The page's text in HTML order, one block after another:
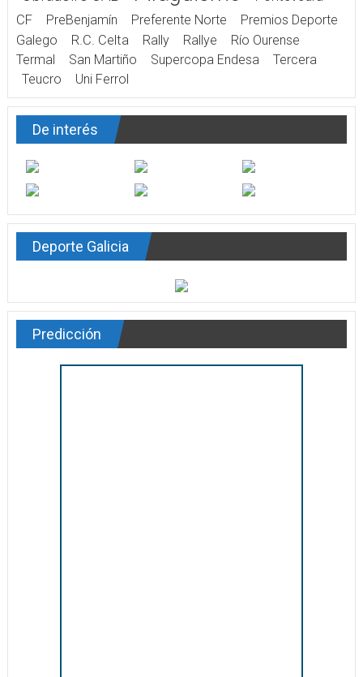
CF
PreBenjamín Preferente Norte
Premios Deporte
Galego
R.C. Celta Rally Rallye
Río Ourense
Termal
San Martiño Supercopa Endesa
Tercera
Teucro
Uni Ferrol
De interés
Deporte Galicia
Predicción